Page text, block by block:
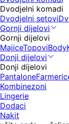
Dvodjelni komadi
Dvodjelni setovi
Gornji dijelovi
Gornji dijelovi
MajiceTopoviBody
Donji dijelovi
Donji dijelovi
Pantalone
Kombinezoni
Lingerie
Dodaci
Nakit